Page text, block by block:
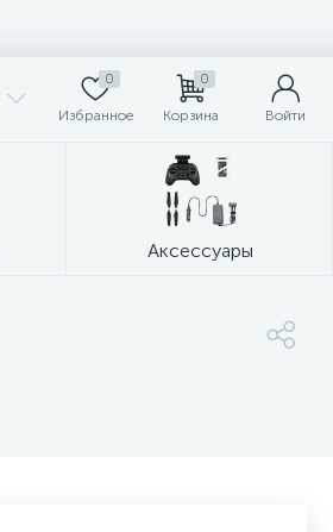
0
Избранное
0
Корзина Войти
Аксессуары